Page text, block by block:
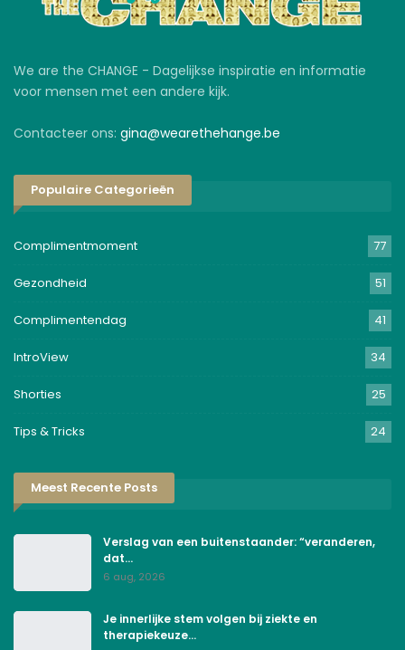
We are the CHANGE - Dagelijkse inspiratie en informatie
voor mensen met een andere kijk.
Contacteer ons: gina@wearethehange.be
Populaire Categorieën
Complimentmoment 77
Gezondheid 51
Complimentendag 41
IntroView 34
Shorties 25
Tips & Tricks 24
Meest Recente Posts
Verslag van een buitenstaander: “veranderen,
dat…
6 aug, 2026
Je innerlijke stem volgen bij ziekte en
therapiekeuze…